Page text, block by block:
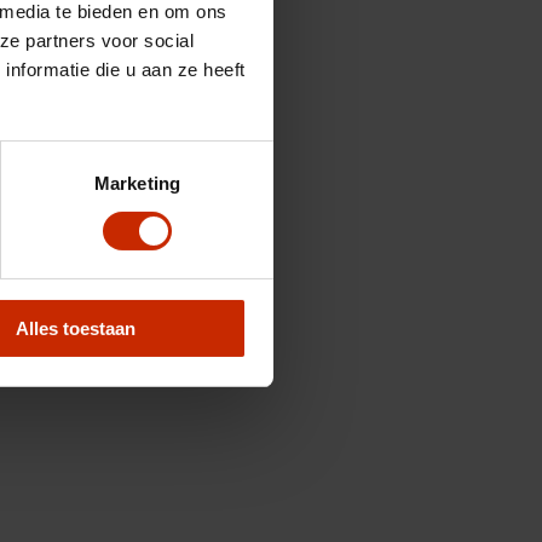
te bieden en om ons
partners voor social
die u aan ze heeft
Marketing
Alles toestaan